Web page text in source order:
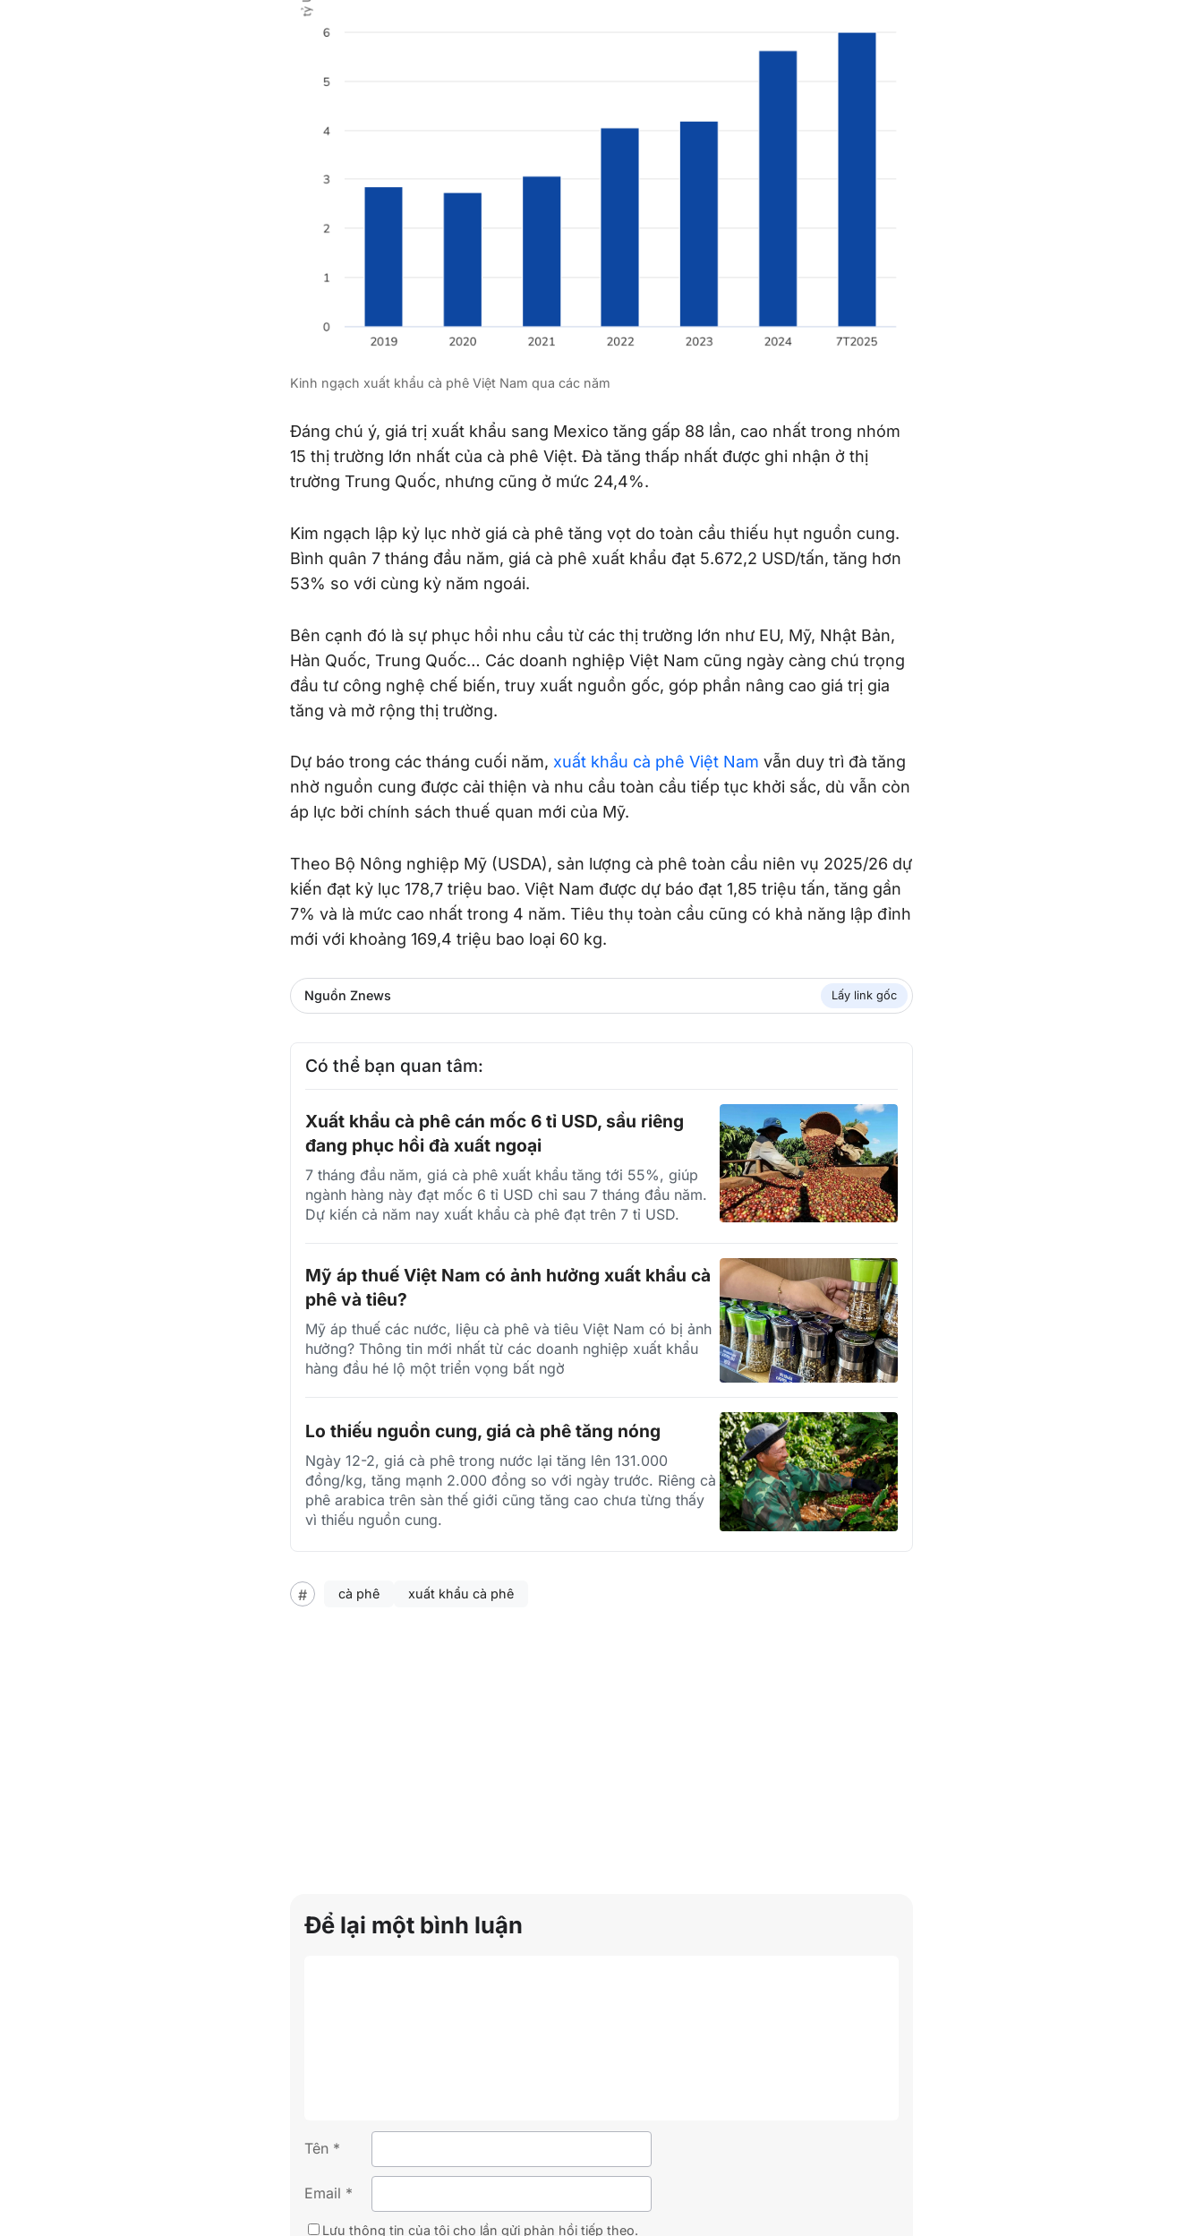
Kinh ngạch xuất khẩu cà phê Việt Nam qua các năm
Đáng chú ý, giá trị xuất khẩu sang Mexico tăng gấp 88 lần, cao nhất trong nhóm
15 thị trường lớn nhất của cà phê Việt. Đà tăng thấp nhất được ghi nhận ở thị
trường Trung Quốc, nhưng cũng ở mức 24,4%.
Kim ngạch lập kỷ lục nhờ giá cà phê tăng vọt do toàn cầu thiếu hụt nguồn cung.
Bình quân 7 tháng đầu năm, giá cà phê xuất khẩu đạt 5.672,2 USD/tấn, tăng hơn
53% so với cùng kỳ năm ngoái.
Bên cạnh đó là sự phục hồi nhu cầu từ các thị trường lớn như EU, Mỹ, Nhật Bản,
Hàn Quốc, Trung Quốc… Các doanh nghiệp Việt Nam cũng ngày càng chú trọng
đầu tư công nghệ chế biến, truy xuất nguồn gốc, góp phần nâng cao giá trị gia
tăng và mở rộng thị trường.
Dự báo trong các tháng cuối năm, xuất khẩu cà phê Việt Nam vẫn duy trì đà tăng
nhờ nguồn cung được cải thiện và nhu cầu toàn cầu tiếp tục khởi sắc, dù vẫn còn
áp lực bởi chính sách thuế quan mới của Mỹ.
Theo Bộ Nông nghiệp Mỹ (USDA), sản lượng cà phê toàn cầu niên vụ 2025/26 dự
kiến đạt kỷ lục 178,7 triệu bao. Việt Nam được dự báo đạt 1,85 triệu tấn, tăng gần
7% và là mức cao nhất trong 4 năm. Tiêu thụ toàn cầu cũng có khả năng lập đỉnh
mới với khoảng 169,4 triệu bao loại 60 kg.
Nguồn Znews Lấy link gốc
Có thể bạn quan tâm:
Xuất khẩu cà phê cán mốc 6 tỉ USD, sầu riêng
đang phục hồi đà xuất ngoại
7 tháng đầu năm, giá cà phê xuất khẩu tăng tới 55%, giúp
ngành hàng này đạt mốc 6 tỉ USD chỉ sau 7 tháng đầu năm.
Dự kiến cả năm nay xuất khẩu cà phê đạt trên 7 tỉ USD.
Mỹ áp thuế Việt Nam có ảnh hưởng xuất khẩu cà
phê và tiêu?
Mỹ áp thuế các nước, liệu cà phê và tiêu Việt Nam có bị ảnh
hưởng? Thông tin mới nhất từ các doanh nghiệp xuất khẩu
hàng đầu hé lộ một triển vọng bất ngờ
Lo thiếu nguồn cung, giá cà phê tăng nóng
Ngày 12-2, giá cà phê trong nước lại tăng lên 131.000
đồng/kg, tăng mạnh 2.000 đồng so với ngày trước. Riêng cà
phê arabica trên sàn thế giới cũng tăng cao chưa từng thấy
vì thiếu nguồn cung.
cà phê xuất khẩu cà phê
Để lại một bình luận
Tên *
Email *
Lưu thông tin của tôi cho lần gửi phản hồi tiếp theo.